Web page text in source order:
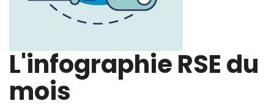
L'infographie RSE du
mois